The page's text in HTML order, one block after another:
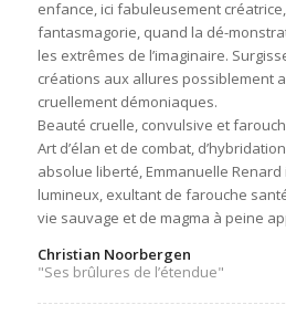
enfance, ici fabuleusement
fantasmagorie, quand la dé-
les extrêmes de l’imaginaire.
créations aux allures possiblement
cruellement démoniaques.
Beauté cruelle, convulsive et
Art d’élan et de combat,
absolue liberté, Emmanuelle
lumineux, exultant de farouche
vie sauvage et de magma à peine
Christian Noorbergen
"Ses brûlures de l’étendue"